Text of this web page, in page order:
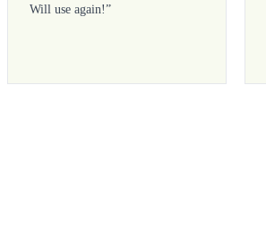
Will use again!”